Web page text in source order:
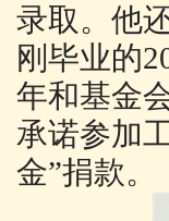
录取。他
刚毕业的
年和基金
承诺参加
金”捐款。